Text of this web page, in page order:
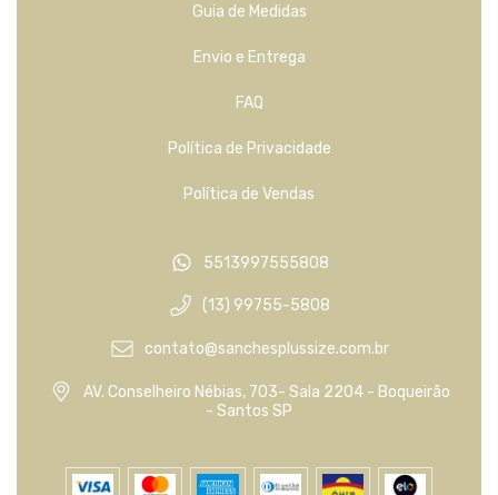
Guia de Medidas
Envio e Entrega
FAQ
Política de Privacidade
Política de Vendas
5513997555808
(13) 99755-5808
contato@sanchesplussize.com.br
AV. Conselheiro Nébias, 703- Sala 2204 - Boqueirão
- Santos SP